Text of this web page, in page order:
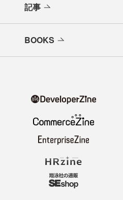
記事
BOOKS